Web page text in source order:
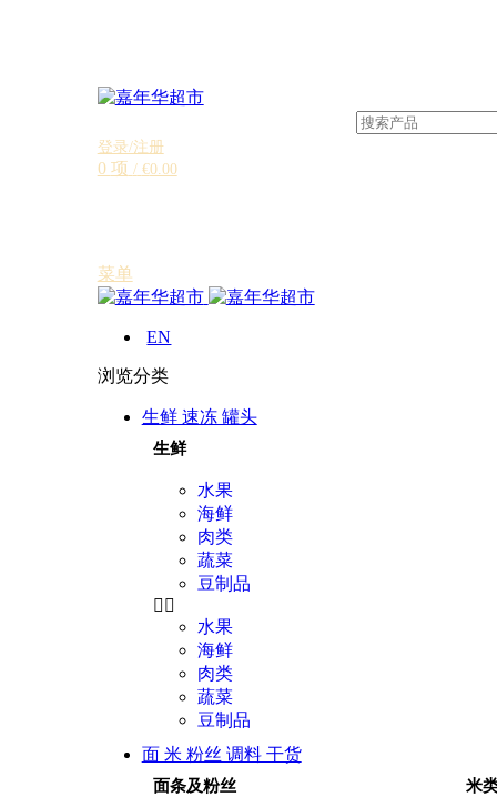
登录/注册
0 项 / €0.00
菜单
EN
浏览分类
生鲜 速冻 罐头
生鲜
水果
海鲜
肉类
蔬菜
豆制品
水果
海鲜
肉类
蔬菜
豆制品
面 米 粉丝 调料 干货
面条及粉丝 米